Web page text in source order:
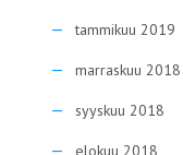
tammikuu 2019
marraskuu 2018
syyskuu 2018
elokuu 2018